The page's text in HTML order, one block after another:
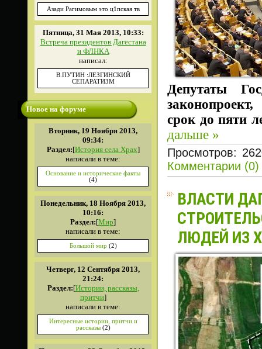
Азади Рагимовым это ц1пская тв
Пятница, 31 Мая 2013, 10:33:
Встреча президентов Дагестана
и ФЛНКА
написал:
В.ПУТИН :ЛЕЗГИНСКИЙ
СЕПАРАТИЗМ
Новое на форуме
Вторник, 19 Ноября 2013,
09:34:
Раздел:[История села Храх]
написали в теме:
Основание и исторические факты
(4)
Понедельник, 18 Ноября 2013,
10:16:
Раздел:[Мир]
написали в теме:
Большой мир (2)
Четверг, 12 Сентября 2013,
21:24:
Раздел:[Истории, рассказы,
притчи]
написали в теме:
Интересные истории, притчи и
рассказы (2)
Депутаты
срок до пяти
дальше »
Просмотров:
Комментарии (0)
ВЛАСТИ
ЛЮДЕЙ ИЗ